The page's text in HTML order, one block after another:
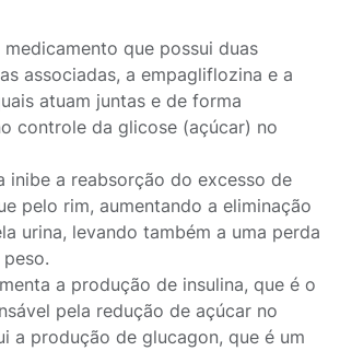
medicamento que possui duas
associadas, a empagliflozina e a
atuam juntas e de forma
controle da glicose (açúcar) no
inibe a reabsorção do excesso de
pelo rim, aumentando a eliminação
urina, levando também a uma perda
a produção de insulina, que é o
pela redução de açúcar no
a produção de glucagon, que é um